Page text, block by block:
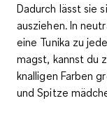
Dadurch lässt sie
ausziehen. In
eine Tunika zu
magst, kannst du
knalligen Farben
und Spitze